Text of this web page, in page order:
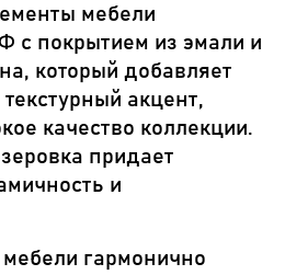
мебели
с покрытием из эмали и
который добавляет
акцент,
качество коллекции.
придает
и
гармонично